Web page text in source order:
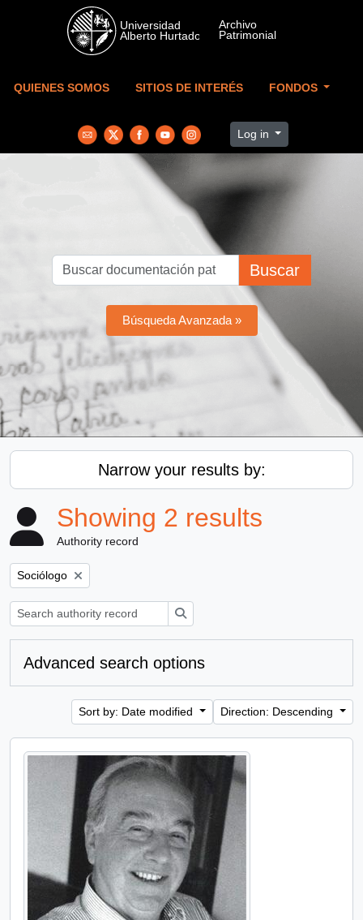
Skip to main content
QUIENES SOMOS SITIOS DE INTERÉS FONDOS
Log in
Buscar
Búsqueda Avanzada »
Narrow your results by:
Showing 2 results
Authority record
Remove filter:
Sociólogo
Advanced search options
Sort by: Date modified Direction: Descending